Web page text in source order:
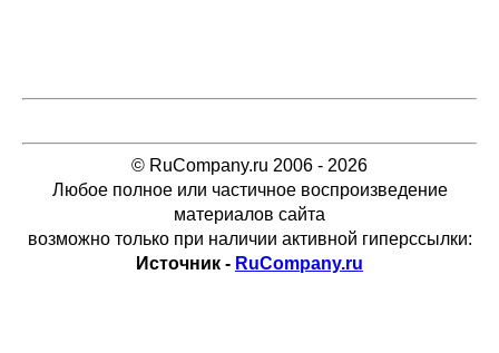
© RuCompany.ru 2006 - 2026
Любое полное или частичное воспроизведение
материалов сайта
возможно только при наличии активной гиперссылки:
Источник - RuCompany.ru